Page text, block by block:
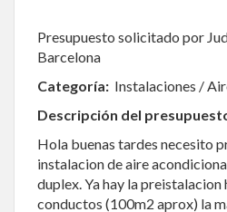
Presupuesto solicitado por
Barcelona
Categoría: Instalaciones /
Descripción del
Hola buenas tardes necesito
instalacion de aire
duplex. Ya hay la
conductos (100m2 aprox) la